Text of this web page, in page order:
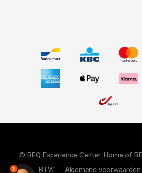
© BBQ Experience Center. Home of
BTW. Algemene voorwaarden
1